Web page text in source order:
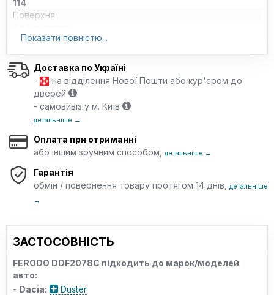
114
Поверхня
Тип контейнера
Кількісна одиниця
комплект
Додатковий артикул / додаткова інформація 2
з гвинтами
Довжина упаковки
Ширина упаковки [см]
28
9
Перевірочне значення
R90 homologated
Вага [кг]
11.9
Тип гальмівного диска
вентильований
Товщина гальмівного диску (мм)
Показати повністю...
Доставка по Україні
-
на відділення Нової Пошти або кур'єром до
дверей
- самовивіз у м. Київ
детальніше →
Оплата при отриманні
або іншим зручним способом,
детальніше →
Гарантія
обмін / повернення товару протягом 14 днів,
детальніше
→
ЗАСТОСОВНІСТЬ
FERODO DDF2078C підходить до марок/моделей
авто:
- Dacia:
Duster